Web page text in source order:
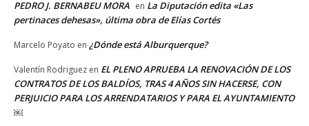
PEDRO J. BERNABEU MORA en La Diputación edita «Las
pertinaces dehesas», última obra de Elías Cortés
Marcelo Poyato en ¿Dónde está Alburquerque?
Valentín Rodriguez en EL PLENO APRUEBA LA RENOVACIÓN DE LOS
CONTRATOS DE LOS BALDÍOS, TRAS 4 AÑOS SIN HACERSE, CON
PERJUICIO PARA LOS ARRENDATARIOS Y PARA EL AYUNTAMIENTO
￼